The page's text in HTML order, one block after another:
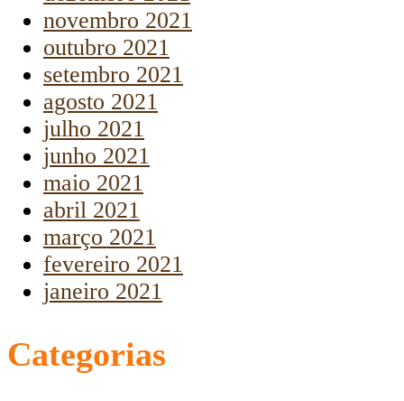
novembro 2021
outubro 2021
setembro 2021
agosto 2021
julho 2021
junho 2021
maio 2021
abril 2021
março 2021
fevereiro 2021
janeiro 2021
Categorias